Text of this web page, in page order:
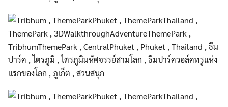
Search